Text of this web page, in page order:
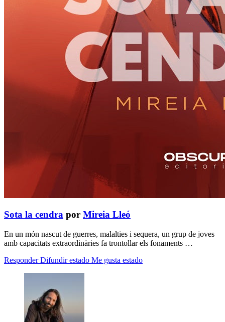
Sota la cendra por Mireia Lleó
En un món nascut de guerres, malalties i sequera, un grup de joves
amb capacitats extraordinàries fa trontollar els fonaments …
Responder Difundir estado Me gusta estado